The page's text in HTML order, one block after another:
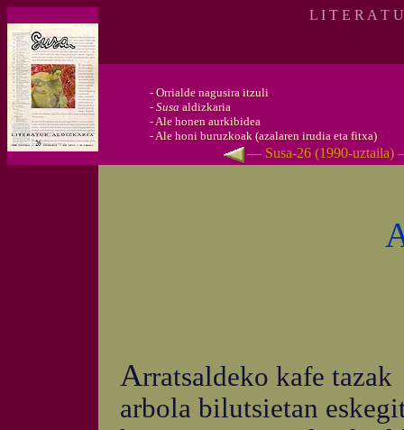
L I T E R A T
- Orrialde nagusira itzuli
- Susa aldizkaria
-Ale honen aurkibidea
-Ale honi buruzkoak (azalaren irudia eta fitxa)
— Susa-26 (1990-uztaila)
Arratsaldeko kafe tazak
arbola bilutsietan